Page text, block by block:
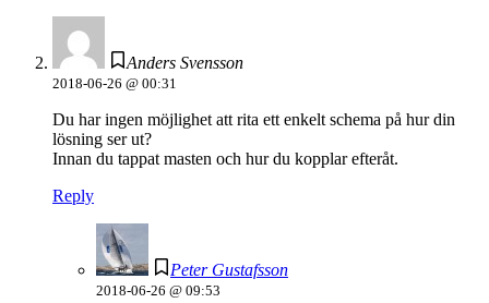
Anders Svensson
2018-06-26 @ 00:31
Du har ingen möjlighet att rita ett enkelt schema på hur din
lösning ser ut?
Innan du tappat masten och hur du kopplar efteråt.
Reply
Peter Gustafsson
2018-06-26 @ 09:53